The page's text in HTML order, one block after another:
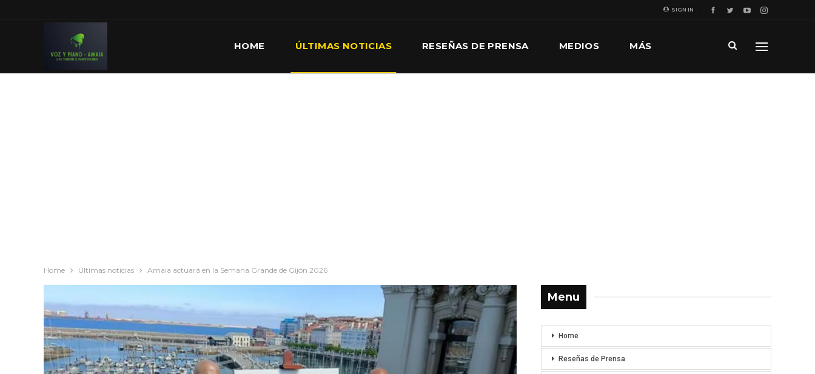
SIGN IN
HOME ÚLTIMAS NOTICIAS RESEÑAS DE PRENSA MEDIOS MÁS
Home Últimas noticias Amaia actuará en la Semana Grande de Gijón 2026
Menu
Home
Reseñas de Prensa